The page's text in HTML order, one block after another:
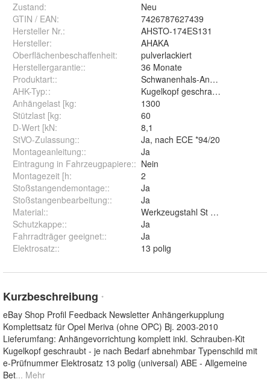
Zustand:
Neu
GTIN / EAN:
7426787627439
Hersteller Nr.:
AHSTO-174ES131
Hersteller:
AHAKA
Oberflächenbeschaffenheit:
pulverlackiert
Herstellergarantie::
36 Monate
Produktart::
Schwanenhals-Anhängerkupplun
AHK-Typ::
Kugelkopf geschraubt (starr)
Anhängelast [kg:
1300
Stützlast [kg:
60
D-Wert [kN:
8,1
StVO-Zulassung::
Ja, nach ECE *94/20
Montageanleitung::
Ja
Eintragung in Fahrzeugpapiere:: Nein
Montagezeit [h:
2
Stoßstangendemontage::
Ja
Stoßstangenbearbeitung::
Ja
Material::
Werkzeugstahl St 52-3
Schutzkappe::
Ja
Fahrradträger geeignet::
Ja
Elektrosatz:: 13 polig
Kurzbeschreibung *
eBay Shop Profil Feedback Newsletter Anhängerkupplung
Komplettsatz für Opel Meriva (ohne OPC) Bj. 2003-2010
Lieferumfang: Anhängevorrichtung komplett inkl. Schrauben-Kit
Kugelkopf geschraubt - je nach Bedarf abnehmbar Typenschild mit
e-Prüfnummer Elektrosatz 13 polig (universal) ABE - Allgemeine
Bet... Mehr